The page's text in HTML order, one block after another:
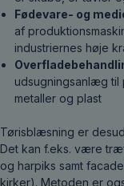
Fødevare- og
af
industriernes høje
udsugningsanlæg til
metaller og plast
Tørisblæsning er
Det kan f.eks. være
og harpiks samt
kirker). Metoden er